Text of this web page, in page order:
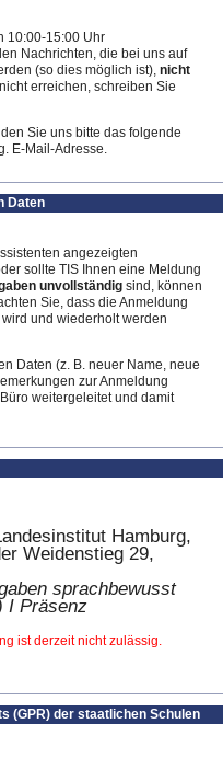
10:00-15:00 Uhr
Nachrichten, die bei uns auf
(so dies möglich ist), nicht
erreichen, schreiben Sie
Sie uns bitte das folgende
E-Mail-Adresse.
Daten
angezeigten
sollte TIS Ihnen eine Meldung
unvollständig sind, können
Sie, dass die Anmeldung
und wiederholt werden
Daten (z. B. neuer Name, neue
zur Anmeldung
weitergeleitet und damit
Hamburg,
Weidenstieg 29,
sprachbewusst
I Präsenz
ist derzeit nicht zulässig.
(GPR) der staatlichen Schulen